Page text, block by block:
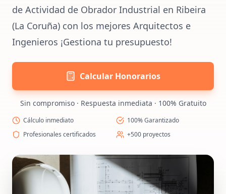
de Actividad de Obrador Industrial en Ribeira
(La Coruña) con los mejores Arquitectos e
Ingenieros ¡Gestiona tu presupuesto!
Calcular Honorarios
Sin compromiso · Respuesta inmediata · 100% Gratuito
Cálculo inmediato
100% Garantizado
Profesionales certificados
+500 proyectos